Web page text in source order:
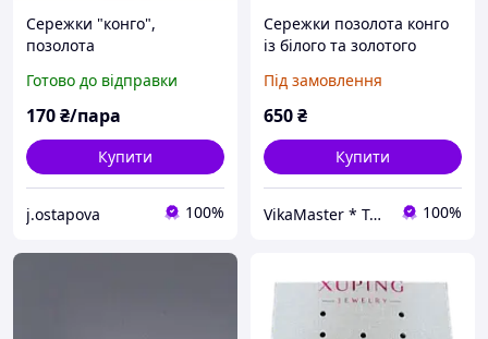
Сережки "конго",
позолота
Готово до відправки
170₴/пара
Купити
j.ostapova 100%
Сережки позолота конго
із білого та золотого
сережки Ручна робота
Під замовлення
650₴
Купити
VikaMaster * Твоя унікальна прикраса 100%